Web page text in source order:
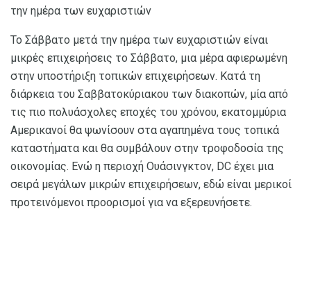
την ημέρα των ευχαριστιών
Το Σάββατο μετά την ημέρα των ευχαριστιών είναι
μικρές επιχειρήσεις το Σάββατο, μια μέρα αφιερωμένη
στην υποστήριξη τοπικών επιχειρήσεων. Κατά τη
διάρκεια του Σαββατοκύριακου των διακοπών, μία από
τις πιο πολυάσχολες εποχές του χρόνου, εκατομμύρια
Αμερικανοί θα ψωνίσουν στα αγαπημένα τους τοπικά
καταστήματα και θα συμβάλουν στην τροφοδοσία της
οικονομίας. Ενώ η περιοχή Ουάσινγκτον, DC έχει μια
σειρά μεγάλων μικρών επιχειρήσεων, εδώ είναι μερικοί
προτεινόμενοι προορισμοί για να εξερευνήσετε.